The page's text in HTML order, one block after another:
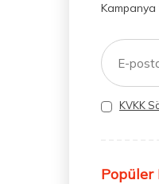
KVKK
Popüler